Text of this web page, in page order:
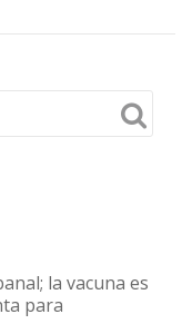
la vacuna es
para